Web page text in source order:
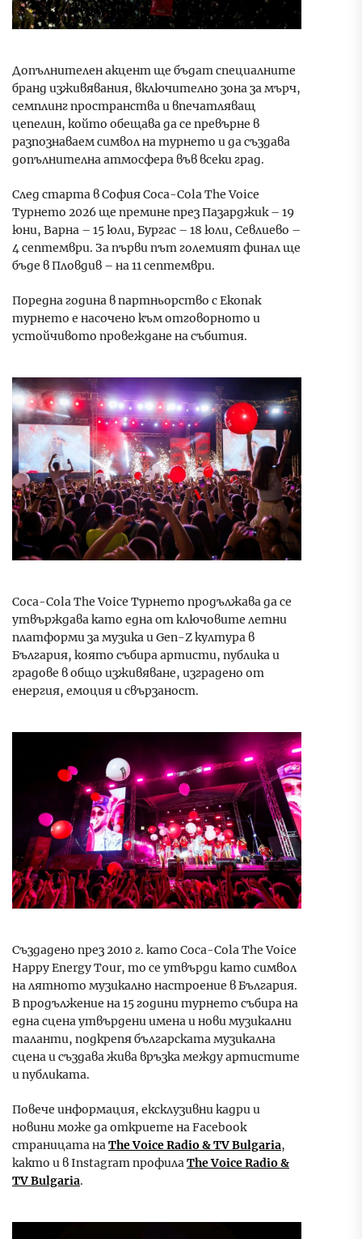
Допълнителен акцент ще бъдат специалните
бранд изживявания, включително зона за мърч,
семплинг пространства и впечатляващ
цепелин, който обещава да се превърне в
разпознаваем символ на турнето и да създава
допълнителна атмосфера във всеки град.
След старта в София Coca-Cola The Voice
Турнето 2026 ще премине през Пазарджик – 19
юни, Варна – 15 юли, Бургас – 18 юли, Севлиево –
4 септември. За първи път големият финал ще
бъде в Пловдив – на 11 септември.
Поредна година в партньорство с Екопак
турнето е насочено към отговорното и
устойчивото провеждане на събития.
Coca-Cola The Voice Турнето продължава да се
утвърждава като една от ключовите летни
платформи за музика и Gen-Z култура в
България, която събира артисти, публика и
градове в общо изживяване, изградено от
енергия, емоция и свързаност.
Създадено през 2010 г. като Coca-Cola The Voice
Happy Energy Tour, то се утвърди като символ
на лятното музикално настроение в България.
В продължение на 15 години турнето събира на
една сцена утвърдени имена и нови музикални
таланти, подкрепя българската музикална
сцена и създава жива връзка между артистите
и публиката.
Повече информация, ексклузивни кадри и
новини може да откриете на Facebook
страницата наThe Voice Radio & TV Bulgaria,
както и в Instagram профилаThe Voice Radio &
TV Bulgaria.